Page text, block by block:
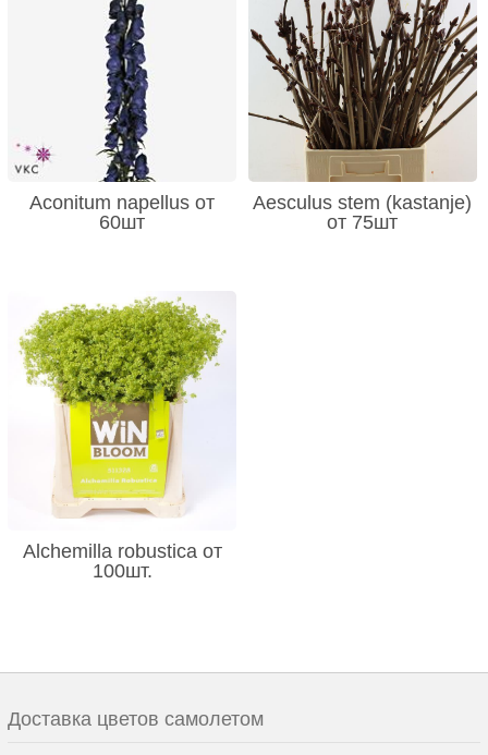
Aconitum napellus от
60шт
Aesculus stem (kastanje)
от 75шт
Alchemilla robustica от
100шт.
Доставка цветов самолетом